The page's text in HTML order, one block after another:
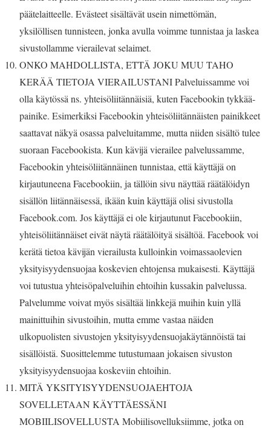
päätelaitteelle. Evästeet sisältävät usein nimettömän,
yksilöllisen tunnisteen, jonka avulla voimme tunnistaa ja laskea
sivustollamme vierailevat selaimet.
ONKO MAHDOLLISTA, ETTÄ JOKU MUU TAHO
KERÄÄ TIETOJA VIERAILUSTANI Palveluissamme voi
olla käytössä ns. yhteisöliitännäisiä, kuten Facebookin tykkää-
painike. Esimerkiksi Facebookin yhteisöliitännäisten painikkeet
saattavat näkyä osassa palveluitamme, mutta niiden sisältö tulee
suoraan Facebookista. Kun kävijä vierailee palvelussamme,
Facebookin yhteisöliitännäinen tunnistaa, että käyttäjä on
kirjautuneena Facebookiin, ja tällöin sivu näyttää räätälöidyn
sisällön liitännäisessä, ikään kuin käyttäjä olisi sivustolla
Facebook.com. Jos käyttäjä ei ole kirjautunut Facebookiin,
yhteisöliitännäiset eivät näytä räätälöityä sisältöä. Facebook voi
kerätä tietoa kävijän vierailusta kulloinkin voimassaolevien
yksityisyydensuojaa koskevien ehtojensa mukaisesti. Käyttäjä
voi tutustua yhteisöpalveluihin ehtoihin kussakin palvelussa.
Palvelumme voivat myös sisältää linkkejä muihin kuin yllä
mainittuihin sivustoihin, mutta emme vastaa näiden
ulkopuolisten sivustojen yksityisyydensuojakäytännöistä tai
sisällöistä. Suosittelemme tutustumaan jokaisen sivuston
yksityisyydensuojaa koskeviin ehtoihin.
MITÄ YKSITYISYYDENSUOJAEHTOJA
SOVELLETAAN KÄYTTÄESSÄNI
MOBIILISOVELLUSTA Mobiilisovelluksiimme, jotka on